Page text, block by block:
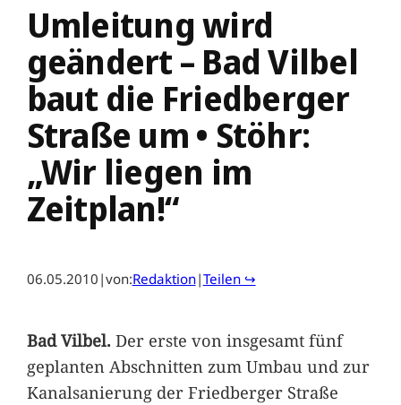
Umleitung wird
geändert – Bad Vilbel
baut die Friedberger
Straße um • Stöhr:
„Wir liegen im
Zeitplan!“
06.05.2010 |von:Redaktion|Teilen ↪
Bad Vilbel.Der erste von insgesamt fünf
geplanten Abschnitten zum Umbau und zur
Kanalsanierung der Friedberger Straße